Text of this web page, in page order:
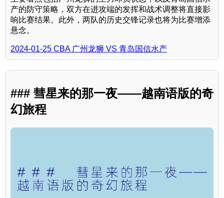
产的防守策略，双方在进攻端的发挥和战术调整将直接影
响比赛结果。此外，两队的历史交锋记录也将为比赛增添
悬念。
2024-01-25 CBA 广州龙狮 VS 青岛国信水产
### 彗星来的那一夜——越南语版的奇
幻旅程